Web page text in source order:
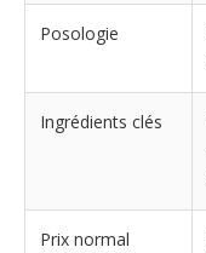
Posologie
Ingrédients clés
Prix normal